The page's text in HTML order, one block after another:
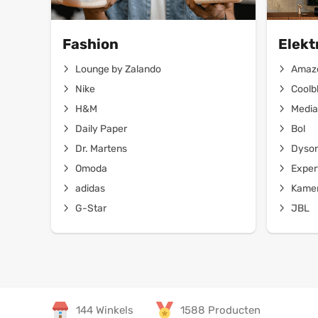
Fashion
Lounge by Zalando
Nike
H&M
Daily Paper
Dr. Martens
Omoda
adidas
G-Star
Bol
JBL
144 Winkels 1588 Producten